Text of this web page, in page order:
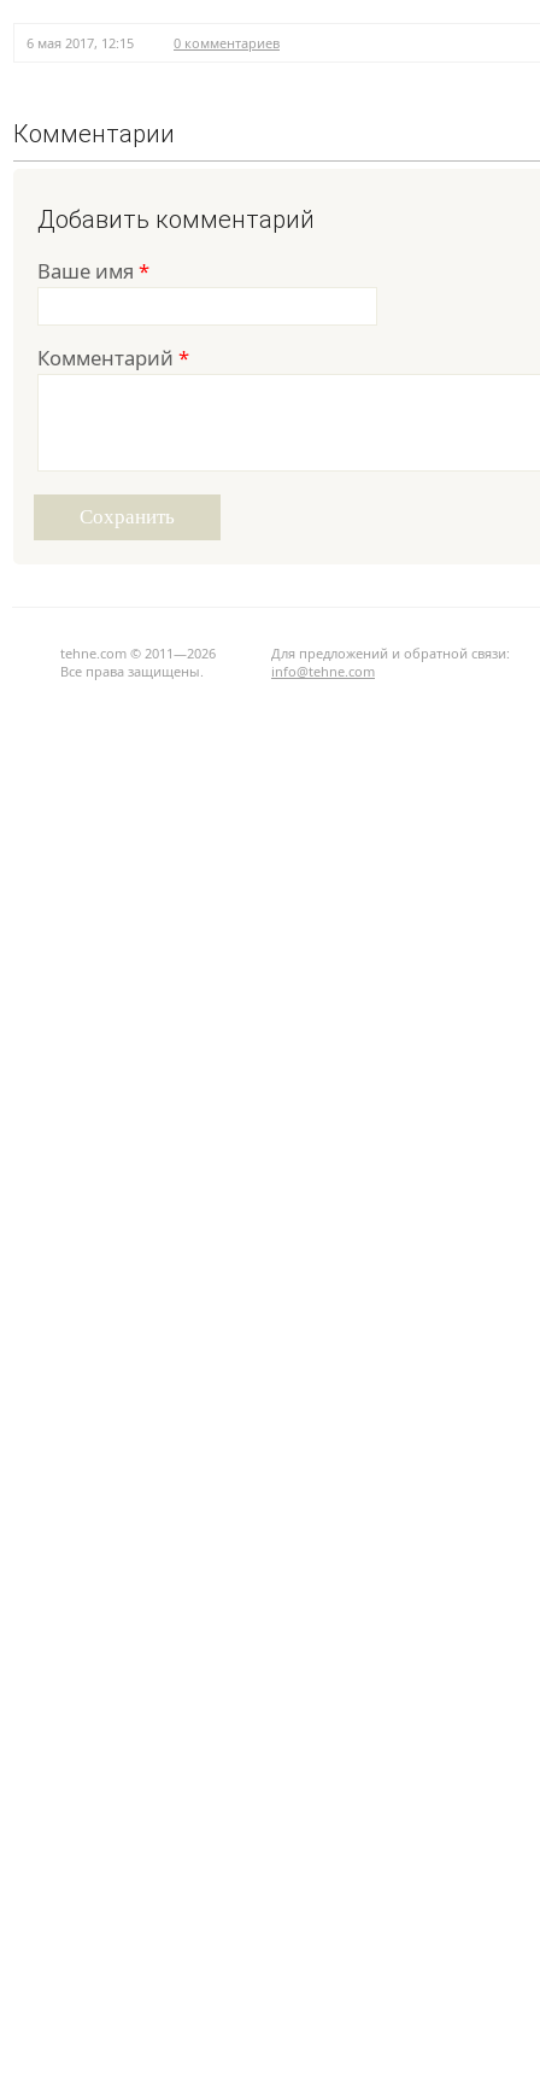
6 мая 2017, 12:15 0 комментариев
Комментарии
Добавить комментарий
Ваше имя *
Комментарий *
tehne.com © 2011—2026
Все права защищены.
Для предложений и обратной связи:
info@tehne.com